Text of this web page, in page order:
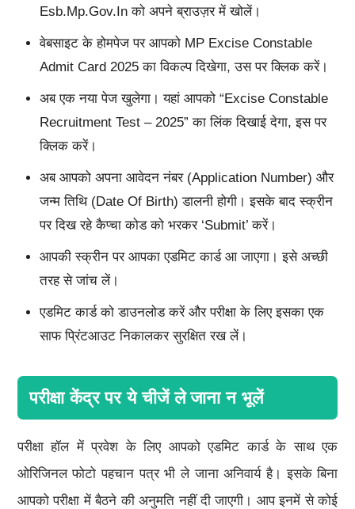
Esb.mp.gov.in को अपने ब्राउज़र में खोलें।
वेबसाइट के होमपेज पर आपको MP Excise Constable
Admit Card 2025 का विकल्प दिखेगा, उस पर क्लिक करें।
अब एक नया पेज खुलेगा। यहां आपको “Excise Constable
Recruitment Test – 2025” का लिंक दिखाई देगा, इस पर
क्लिक करें।
अब आपको अपना आवेदन नंबर (Application Number) और
जन्म तिथि (Date Of Birth) डालनी होगी। इसके बाद स्क्रीन
पर दिख रहे कैप्चा कोड को भरकर ‘Submit’ करें।
आपकी स्क्रीन पर आपका एडमिट कार्ड आ जाएगा। इसे अच्छी
तरह से जांच लें।
एडमिट कार्ड को डाउनलोड करें और परीक्षा के लिए इसका एक
साफ प्रिंटआउट निकालकर सुरक्षित रख लें।
परीक्षा केंद्र पर ये चीजें ले जाना न भूलें
परीक्षा हॉल में प्रवेश के लिए आपको एडमिट कार्ड के साथ एक
ओरिजिनल फोटो पहचान पत्र भी ले जाना अनिवार्य है। इसके बिना
आपको परीक्षा में बैठने की अनुमति नहीं दी जाएगी। आप इनमें से कोई